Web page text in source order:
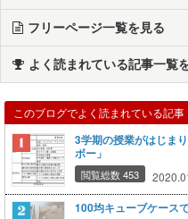
フリーページ一覧を見る
よく読まれている記事一覧
このブログでよく読まれている記事
3学期の授業がはじま
ボー」
閲覧総数 453
100均キューブケース